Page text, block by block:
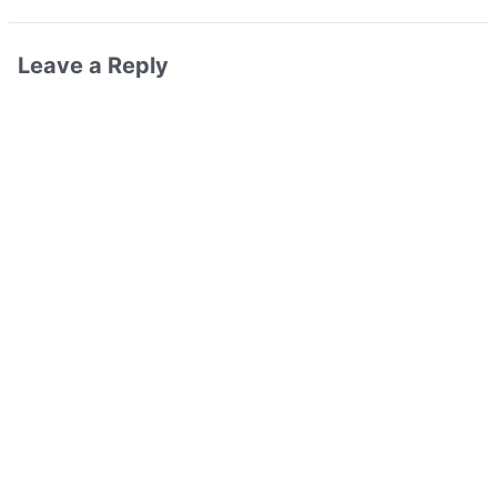
Leave a Reply